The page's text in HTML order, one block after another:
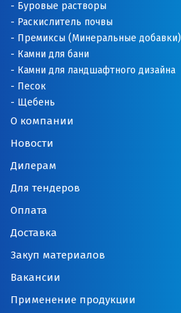
Оренбург
Орехово-Зуево
П
Павловский Посад
Пенза
Пермь
Походилова
Псков
Пушкино
О компании
Новости
Дилерам
Для тендеров
Оплата
Доставка
Закуп материалов
Вакансии
Применение продукции
Буровые растворы
Раскислитель почвы
Премиксы (Минеральные добавки)
Камни для бани
Камни для ландшафтного дизайна
Песок
Щебень